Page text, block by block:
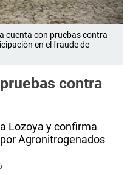
cuenta con pruebas contra
en el fraude de
contra
Lozoya y confirma
Agronitrogenados